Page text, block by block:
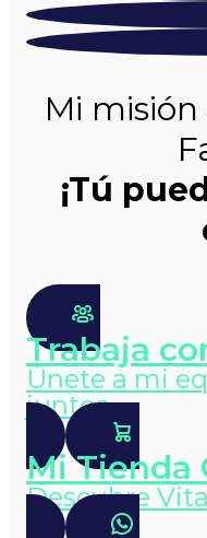
Mi
¡Tú
Trabaja
Únete a mi
juntos
Mi Tienda
Descubre